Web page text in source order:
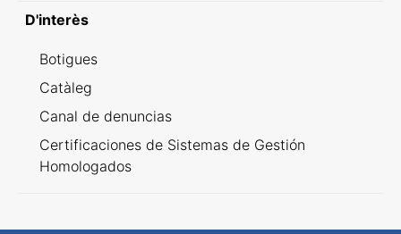
D'interès
Botigues
Catàleg
Canal de denuncias
Certificaciones de Sistemas de Gestión
Homologados